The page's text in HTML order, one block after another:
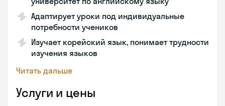
Адаптирует уроки под индивидуальные
потребности учеников
Изучает корейский язык, понимает трудности
изучения языков
Читать дальше
Услуги и цены